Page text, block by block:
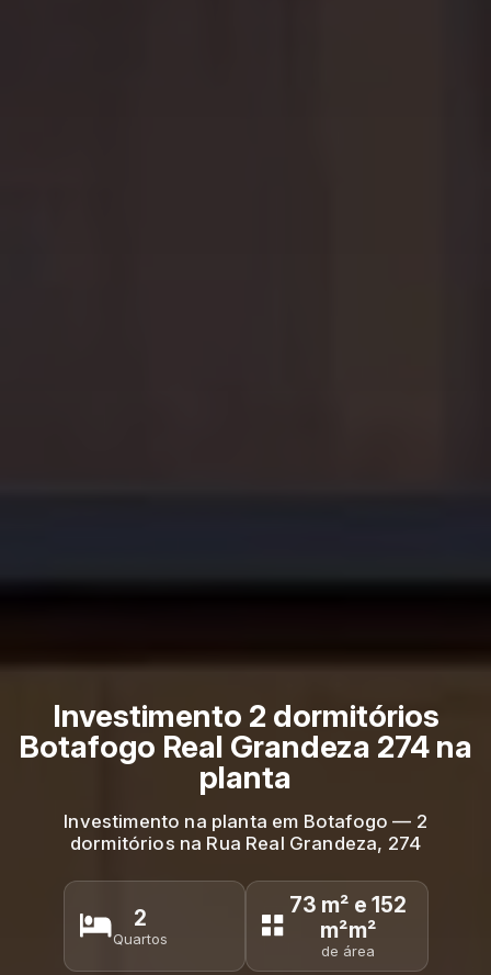
Investimento 2 dormitórios
Botafogo Real Grandeza 274 na
planta
Investimento na planta em Botafogo — 2
dormitórios na Rua Real Grandeza, 274
2
Quartos
73 m² e 152
m²m²
de área